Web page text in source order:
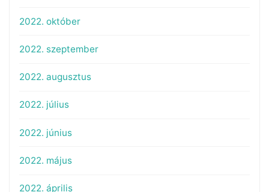
2022. október
2022. szeptember
2022. augusztus
2022. július
2022. június
2022. május
2022. április